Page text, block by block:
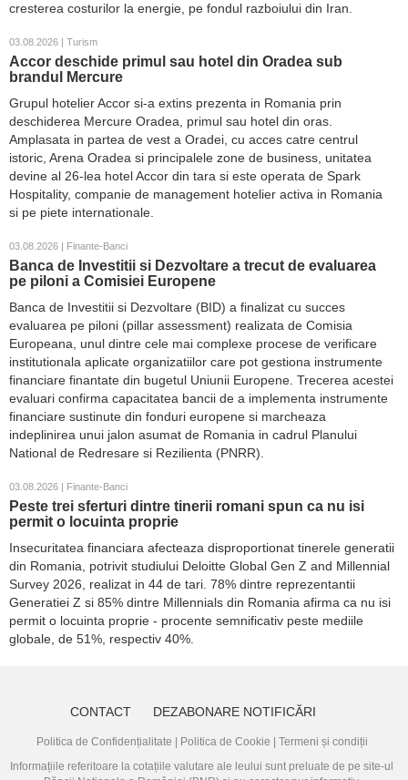
cresterea costurilor la energie, pe fondul razboiului din Iran.
03.08.2026 | Turism
Accor deschide primul sau hotel din Oradea sub
brandul Mercure
Grupul hotelier Accor si-a extins prezenta in Romania prin
deschiderea Mercure Oradea, primul sau hotel din oras.
Amplasata in partea de vest a Oradei, cu acces catre centrul
istoric, Arena Oradea si principalele zone de business, unitatea
devine al 26-lea hotel Accor din tara si este operata de Spark
Hospitality, companie de management hotelier activa in Romania
si pe piete internationale.
03.08.2026 | Finante-Banci
Banca de Investitii si Dezvoltare a trecut de evaluarea
pe piloni a Comisiei Europene
Banca de Investitii si Dezvoltare (BID) a finalizat cu succes
evaluarea pe piloni (pillar assessment) realizata de Comisia
Europeana, unul dintre cele mai complexe procese de verificare
institutionala aplicate organizatiilor care pot gestiona instrumente
financiare finantate din bugetul Uniunii Europene. Trecerea acestei
evaluari confirma capacitatea bancii de a implementa instrumente
financiare sustinute din fonduri europene si marcheaza
indeplinirea unui jalon asumat de Romania in cadrul Planului
National de Redresare si Rezilienta (PNRR).
03.08.2026 | Finante-Banci
Peste trei sferturi dintre tinerii romani spun ca nu isi
permit o locuinta proprie
Insecuritatea financiara afecteaza disproportionat tinerele generatii
din Romania, potrivit studiului Deloitte Global Gen Z and Millennial
Survey 2026, realizat in 44 de tari. 78% dintre reprezentantii
Generatiei Z si 85% dintre Millennials din Romania afirma ca nu isi
permit o locuinta proprie - procente semnificativ peste mediile
globale, de 51%, respectiv 40%.
CONTACT DEZABONARE NOTIFICĂRI
Politica de Confidențialitate Politica de Cookie
Termeni și condiții
Informațiile referitoare la cotațiile valutare ale leului sunt preluate de pe site-ul